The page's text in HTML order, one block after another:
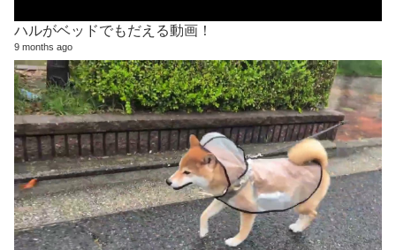
ハルがベッドでもだえる動画！
9 months ago